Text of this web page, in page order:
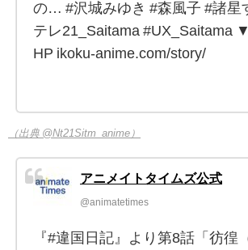
の… #沢城みゆき #森風子 #諸星
テレ21_Saitama #UX_Saitama
HP ikoku-anime.com/story/
（出典 @Nt21Sitm_anime）
アニメイトタイムズ公式
@animatetimes
『#違国日記』より第8話「彷徨